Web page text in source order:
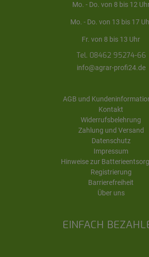
EINFACH
Mo. - Do. von 8 bis 12
Mo. - Do. von 13 bis 17
Fr. von 8 bis 13 Uhr
Tel. 08462 95274-66
info@agrar-profi24.de
AGB und
Kontakt
Widerrufsbelehrung
Zahlung und Versand
Datenschutz
Impressum
Hinweise zur
Registrierung
Barrierefreiheit
Über uns